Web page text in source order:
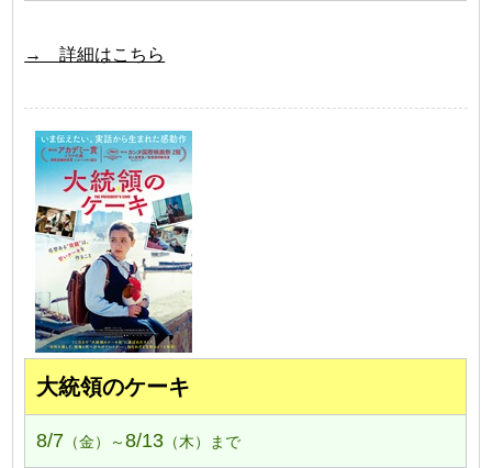
→ 詳細はこちら
大統領のケーキ
8/7 （金）～8/13 （木）まで